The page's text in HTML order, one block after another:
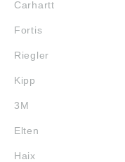
Carhartt
Fortis
Riegler
Kipp
3M
Elten
Haix